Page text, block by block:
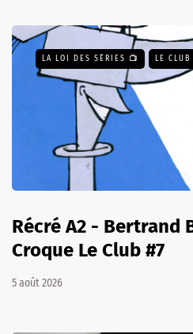
LA LOI DES SÉRIES 📺 LE CLUB
Récré A2 - Bertrand
Croque Le Club #7
5 août 2026